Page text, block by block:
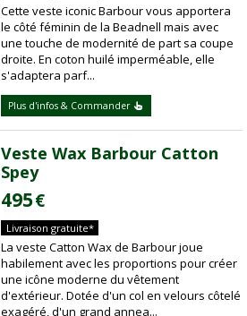
Cette veste iconic Barbour vous apportera
le côté féminin de la Beadnell mais avec
une touche de modernité de part sa coupe
droite. En coton huilé imperméable, elle
s'adaptera parf...
Plus d'infos & Commander
Veste Wax Barbour Catton
Spey
495€
Livraison gratuite*
La veste Catton Wax de Barbour joue
habilement avec les proportions pour créer
une icône moderne du vêtement
d'extérieur. Dotée d'un col en velours côtelé
exagéré, d'un grand annea...